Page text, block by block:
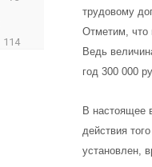
трудовому
Отметим, что
Ведь
год 300 000
В настоящее
действия
установлен,
114